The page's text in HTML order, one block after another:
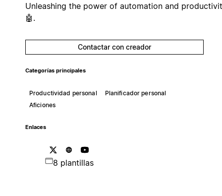
Unleashing the power of automation and
🤖.
Contactar con creador
Categorías principales
Productividad personal
Planificador personal
Aficiones
Enlaces
8 plantillas